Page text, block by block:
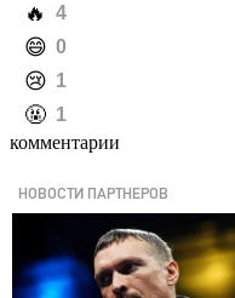
️🔥 4
️😄 0
️😢 1
️🤬 1
комментарии